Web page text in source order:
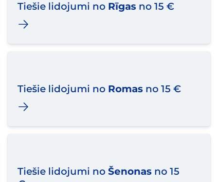
Tiešie lidojumi no Rīgas no 15 €
Tiešie lidojumi no Romas no 15 €
Tiešie lidojumi no Šenonas no 15